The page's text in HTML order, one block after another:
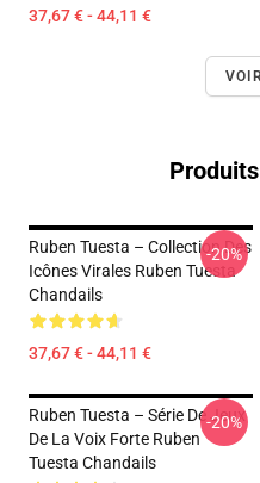
37,67 € - 44,11 €
Ruben Tuesta – Collection Des
Icônes Virales Ruben Tuesta
Chandails
37,67 € - 44,11 €
-20%
Ruben Tuesta – Série De Jeux
De La Voix Forte Ruben
Tuesta Chandails
-20%